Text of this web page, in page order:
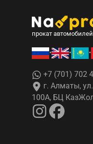
прокат
• • •
+7 (701) 702
г. Алматы,
100А, БЦ